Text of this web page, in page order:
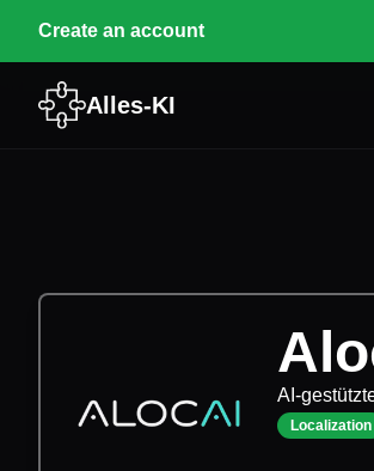
Create an account
Alles-KI
AI-
Localization